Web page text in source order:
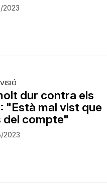
2023
dur contra els
"Està mal vist que
del compte"
2023